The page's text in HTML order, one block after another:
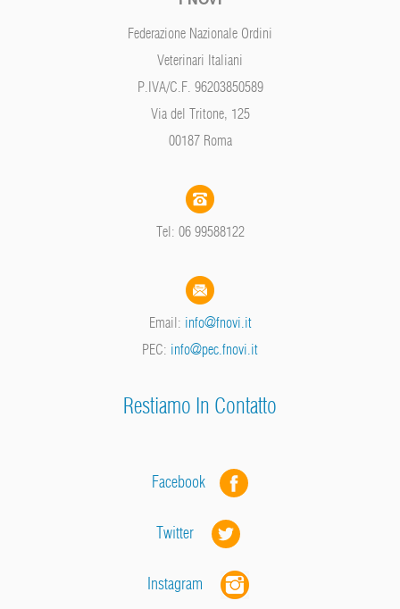
Federazione Nazionale Ordini
Veterinari Italiani
P.IVA/C.F. 96203850589
Via del Tritone, 125
00187 Roma
Tel: 06 99588122
Email: info@fnovi.it
PEC: info@pec.fnovi.it
Restiamo In Contatto
Facebook
Twitter
Instagram